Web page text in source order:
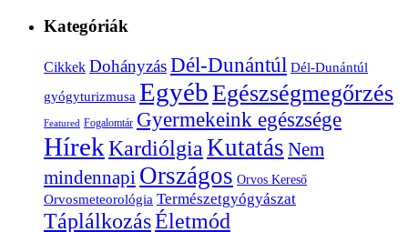
Kategóriák
Cikkek DohányzásDél-Dunántúl Dél-Dunántúl
gyógyturizmusa EgyébEgészségmegőrzés
Featured Fogalomtár Gyermekeink egészsége
HírekKardiólgiaKutatás Nem
mindennapi Országos Orvos Kereső
Orvosmeteorológia Természetgyógyászat
TáplálkozásÉletmód